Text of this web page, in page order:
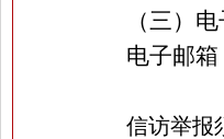
（三）
电子邮箱
信访举报